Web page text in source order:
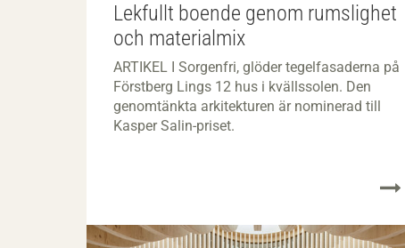
Lekfullt boende genom rumslighet
och materialmix
ARTIKEL I Sorgenfri, glöder tegelfasaderna på
Förstberg Lings 12 hus i kvällssolen. Den
genomtänkta arkitekturen är nominerad till
Kasper Salin-priset.